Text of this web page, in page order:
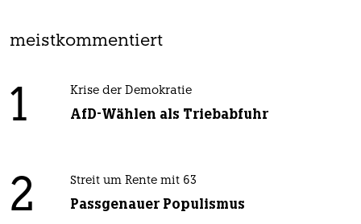
meistkommentiert
1 Krise der Demokratie
AfD-Wählen als Triebabfuhr
2 Streit um Rente mit 63
Passgenauer Populismus